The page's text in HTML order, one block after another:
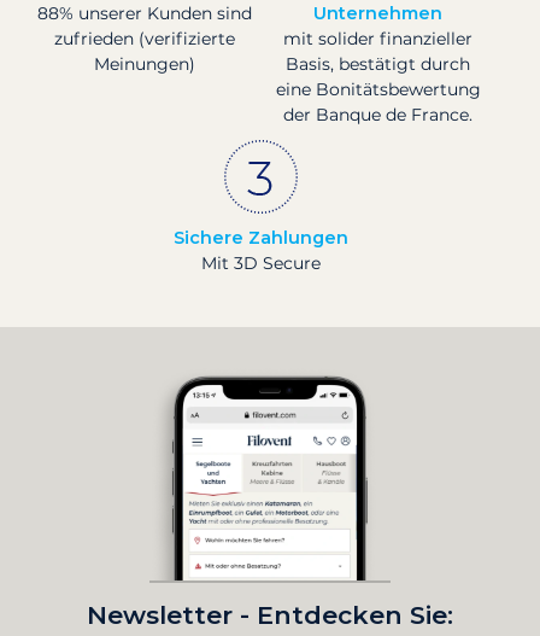
88% unserer Kunden sind
zufrieden (verifizierte
Meinungen)
Unternehmen
mit solider finanzieller
Basis, bestätigt durch
eine Bonitätsbewertung
der Banque de France.
Sichere Zahlungen
Mit 3D Secure
Newsletter - Entdecken Sie: